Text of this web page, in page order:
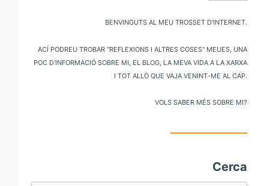
Benvinguts al meu trosset d'internet.
Ací podreu trobar "reflexions i altres coses" meues, una
poc d'informació sobre mi, el blog, la meva vida a la xarxa
i tot allò que vaja venint-me al cap.
Vols saber més sobre mi?
Cerca